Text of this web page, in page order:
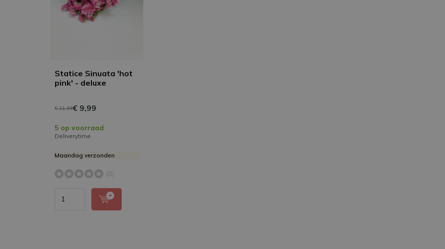
Statice Sinuata 'hot
pink' - deluxe
€ 11,99€ 9,99
5 op voorraad
Deliverytime
Maandag verzonden
(0)